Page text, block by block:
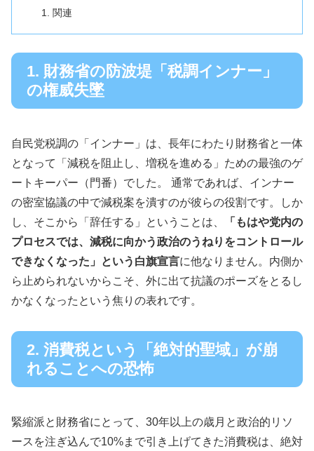
関連
1. 財務省の防波堤「税調インナー」
の権威失墜
自民党税調の「インナー」は、長年にわたり財務省と一体
となって「減税を阻止し、増税を進める」ための最強のゲ
ートキーパー（門番）でした。 通常であれば、インナー
の密室協議の中で減税案を潰すのが彼らの役割です。しか
し、そこから「辞任する」ということは、
「もはや党内の
プロセスでは、減税に向かう政治のうねりをコントロール
できなくなった」という白旗宣言に他なりません。内側か
ら止められないからこそ、外に出て抗議のポーズをとるし
かなくなったという焦りの表れです。
2. 消費税という「絶対的聖域」が崩
れることへの恐怖
緊縮派と財務省にとって、30年以上の歳月と政治的リソ
ースを注ぎ込んで10%まで引き上げてきた消費税は、絶対